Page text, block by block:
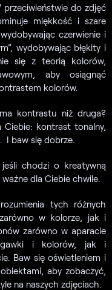
do zdjęć
miękkość i szare
czerwienie i
wydobywając błękity i
się z teorią kolorów,
aby osiągnąć
kolorów.
kontrastu niż druga?
Ciebie: kontrast tonalny,
I baw się dobrze.
chodzi o kreatywną
dla Ciebie chwile.
tych różnych
w kolorze, jak i
zarówno w aparacie
i kolorów, jak i
Baw się oświetleniem i
aby zobaczyć,
na naszych zdjęciach.